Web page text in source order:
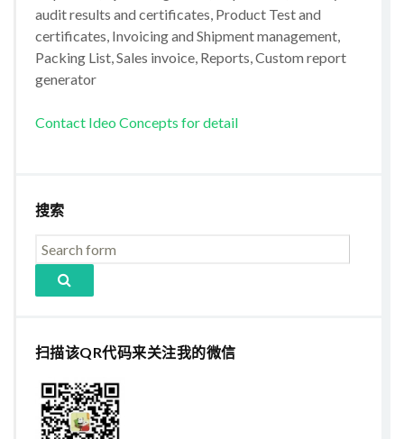
audit results and certificates, Product Test and
certificates, Invoicing and Shipment management,
Packing List, Sales invoice, Reports, Custom report
generator
Contact Ideo Concepts for detail
搜索
扫描该QR代码来关注我的微信